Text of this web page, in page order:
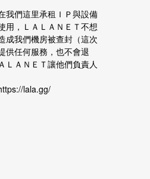
我們這里承租ＩＰ與設備
用，ＬＡＬＡＮＥＴ不想
成我們機房被查封（這次
供任何服務，也不會退
ＬＡＮＥＴ讓他們負責人
lala.gg/